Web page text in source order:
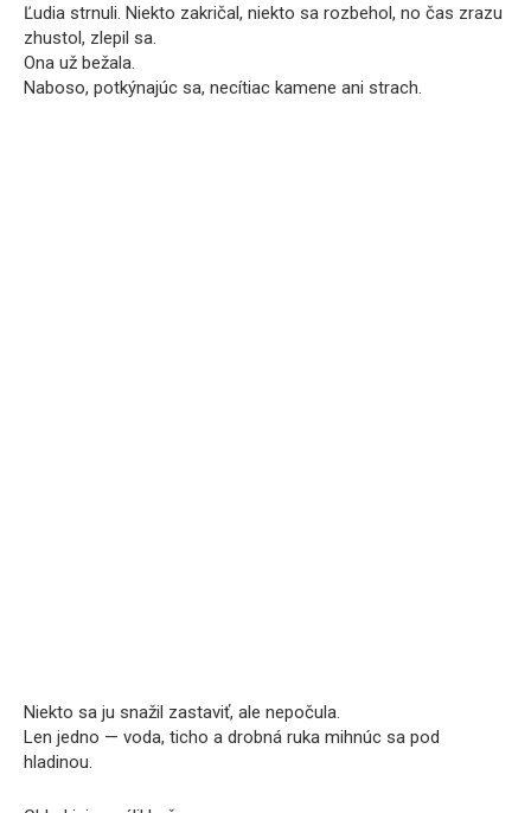
Ľudia strnuli. Niekto zakričal, niekto sa rozbehol, no čas zrazu
zhustol, zlepil sa.
Ona už bežala.
Naboso, potkýnajúc sa, necítiac kamene ani strach.
Niekto sa ju snažil zastaviť, ale nepočula.
Len jedno — voda, ticho a drobná ruka mihnúc sa pod
hladinou.